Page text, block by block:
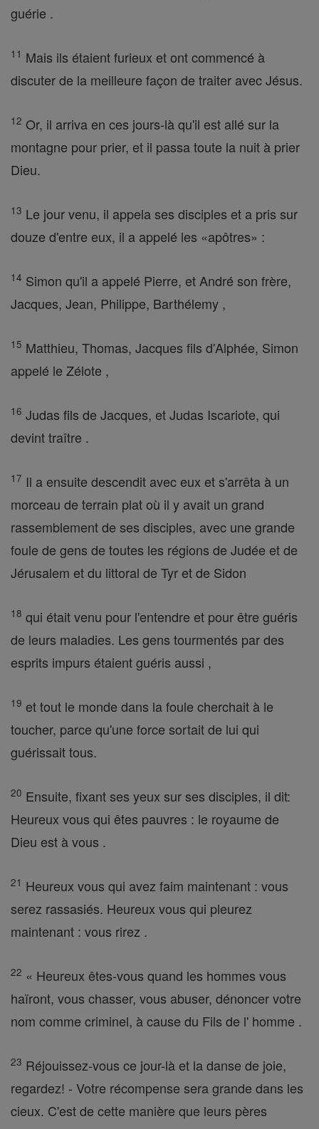
guérie .
11 Mais ils étaient furieux et ont commencé à
discuter de la meilleure façon de traiter avec Jésus.
12 Or, il arriva en ces jours-là qu'il est allé sur la
montagne pour prier, et il passa toute la nuit à prier
Dieu.
13 Le jour venu, il appela ses disciples et a pris sur
douze d'entre eux, il a appelé les «apôtres» :
14 Simon qu'il a appelé Pierre, et André son frère,
Jacques, Jean, Philippe, Barthélemy ,
15 Matthieu, Thomas, Jacques fils d'Alphée, Simon
appelé le Zélote ,
16 Judas fils de Jacques, et Judas Iscariote, qui
devint traître .
17 Il a ensuite descendit avec eux et s'arrêta à un
morceau de terrain plat où il y avait un grand
rassemblement de ses disciples, avec une grande
foule de gens de toutes les régions de Judée et de
Jérusalem et du littoral de Tyr et de Sidon
18 qui était venu pour l'entendre et pour être guéris
de leurs maladies. Les gens tourmentés par des
esprits impurs étaient guéris aussi ,
19 et tout le monde dans la foule cherchait à le
toucher, parce qu'une force sortait de lui qui
guérissait tous.
20 Ensuite, fixant ses yeux sur ses disciples, il dit:
Heureux vous qui êtes pauvres : le royaume de
Dieu est à vous .
21 Heureux vous qui avez faim maintenant : vous
serez rassasiés. Heureux vous qui pleurez
maintenant : vous rirez .
22 « Heureux êtes-vous quand les hommes vous
haïront, vous chasser, vous abuser, dénoncer votre
nom comme criminel, à cause du Fils de l' homme .
23 Réjouissez-vous ce jour-là et la danse de joie,
regardez! - Votre récompense sera grande dans les
cieux. C'est de cette manière que leurs pères